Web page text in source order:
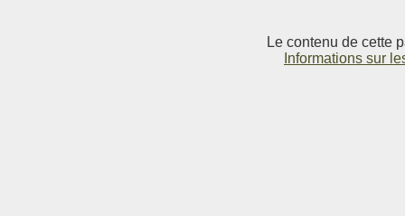
Le contenu de cette
Informations sur